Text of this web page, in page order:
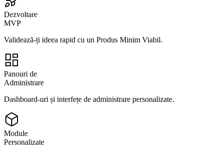
Dezvoltare
MVP
Validează-ți ideea rapid cu un Produs Minim Viabil.
Panouri de
Administrare
Dashboard-uri și interfețe de administrare personalizate.
Module
Personalizate